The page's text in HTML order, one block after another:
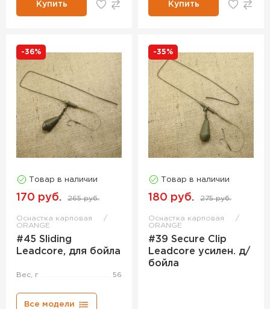
Купить Купить
-36%
Товар в наличии
170 руб. 265 руб.
Оснастка карповая
ORANGE
#45 Sliding
Leadcore, для бойла
Вес, г 56
Все модели
-35%
Товар в наличии
180 руб. 275 руб.
Оснастка карповая
ORANGE
#39 Secure Clip
Leadcore усилен. д/
бойла